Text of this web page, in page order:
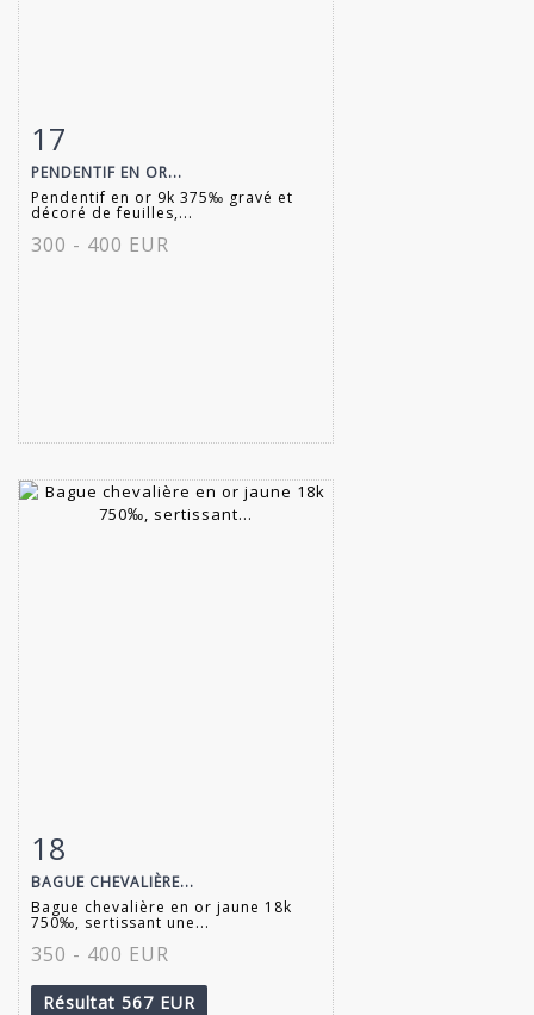
Fiche détaillée
17
PENDENTIF EN OR...
Pendentif en or 9k 375‰ gravé et
décoré de feuilles,...
300 - 400 EUR
Fiche détaillée
18
BAGUE CHEVALIÈRE...
Bague chevalière en or jaune 18k
750‰, sertissant une...
350 - 400 EUR
Résultat 567 EUR